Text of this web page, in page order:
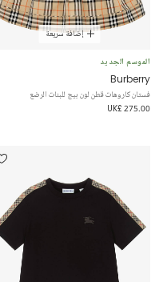
إضافة سريعة
الموسم الجديد
Burberry
فستان كاروهات قطن لون بيج للبنات الرضع
UK£ 275.00